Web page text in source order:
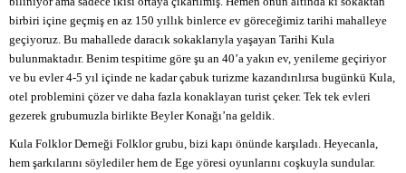
birbiri içine geçmiş en az 150 yıllık binlerce ev göreceğimiz tarihi mahalleye
geçiyoruz. Bu mahallede daracık sokaklarıyla yaşayan Tarihi Kula
bulunmaktadır. Benim tespitime göre şu an 40’a yakın ev, yenileme geçiriyor
ve bu evler 4-5 yıl içinde ne kadar çabuk turizme kazandırılırsa bugünkü Kula,
otel problemini çözer ve daha fazla konaklayan turist çeker. Tek tek evleri
gezerek grubumuzla birlikte Beyler Konağı’na geldik.
Kula Folklor Derneği Folklor grubu, bizi kapı önünde karşıladı. Heyecanla,
hem şarkılarını söylediler hem de Ege yöresi oyunlarını coşkuyla sundular.